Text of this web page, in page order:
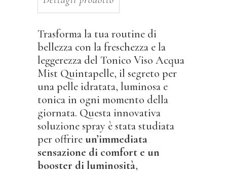
Trasforma la tua routine di
bellezza con la freschezza e la
leggerezza del Tonico Viso Acqua
Mist Quintapelle, il segreto per
una pelle idratata, luminosa e
tonica in ogni momento della
giornata. Questa innovativa
soluzione spray è stata studiata
per offrire un’immediata
sensazione di comfort e un
booster di luminosità,